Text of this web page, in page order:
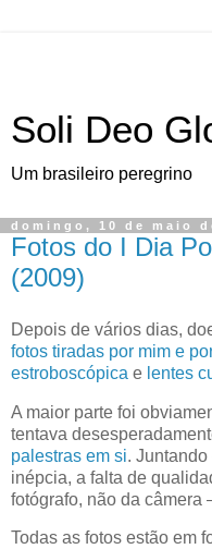
Soli Deo
Um brasileiro peregrino
domingo, 10 de maio
Fotos do I Dia
(2009)
Depois de vários dias,
fotos tiradas por mim e
estroboscópica e lentes
A maior parte foi
tentava
palestras em si.
inépcia, a falta de
fotógrafo, não da câmera
Todas as fotos estão em